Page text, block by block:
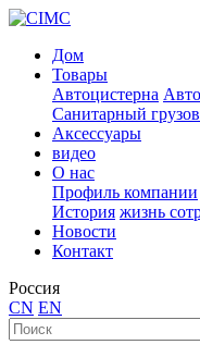
Дом
Товары
Автоцистерна
Санитарный
Аксессуары
видео
О нас
Профиль компании
История жизнь
Новости
Контакт
Россия
CN EN